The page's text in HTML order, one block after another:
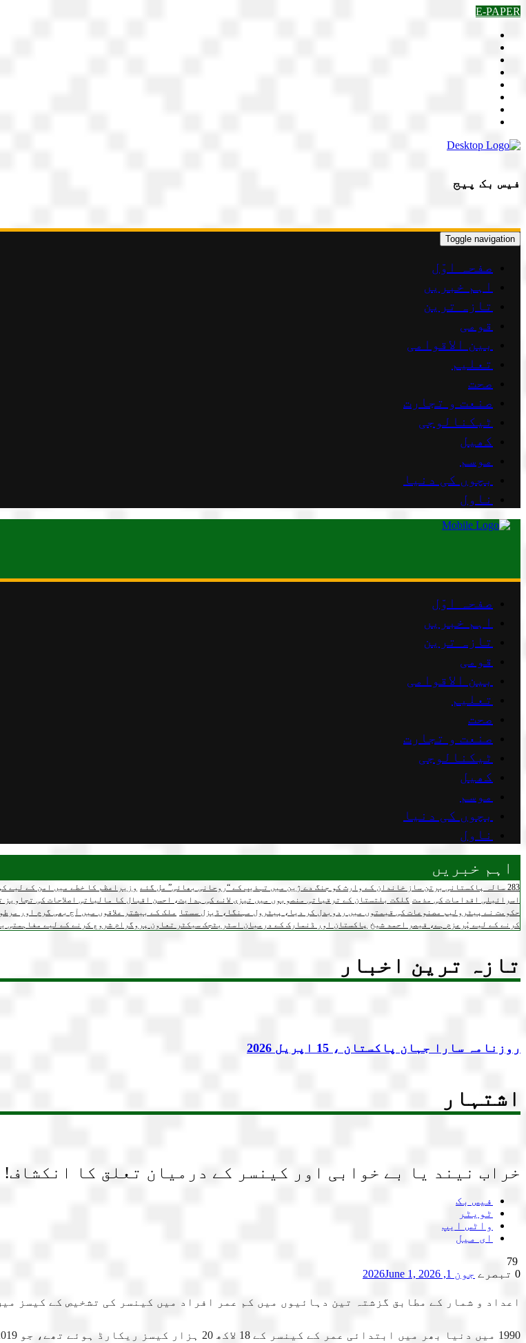
Skip
content
E-PAPER
فیس بک پیج
Toggle navigation
صفحہ اوّل
اہم خبریں
تازہ ترین
قومی
بین الاقوامی
تعلیم
صحت
صنعت و تجارت
ٹیکنالوجی
کھیل
موسم
بچوں کی دنیا
ناول
صفحہ اوّل
اہم خبریں
تازہ ترین
قومی
بین الاقوامی
تعلیم
صحت
صنعت و تجارت
ٹیکنالوجی
کھیل
موسم
بچوں کی دنیا
ناول
اہم خبریں
283 سالہ پاکستانی برتن ساز خاندان کے وارث کو جنگ دے ژین میں تہذیب کے “روحانی بھائی” مل گئے وزیراعظم کا خطے میں امن کے لیے
اسرائیلی اقدامات کی مذمت گلگت بلتستان کے ترقیاتی منصوبوں میں تیزی لانے کی ہدایت، احسن اقبال کا مالیاتی اصلاحات کی تجاویز
حکومت نے پیٹرولیم مصنوعات کی قیمتوں میں ردوبدل کر دیا، پیٹرول مہنگا، ڈیزل سستا
ملک کے بیشتر علاقوں میں آج بھی گرم اور
کرنے کے لیے پُرعزم ہے، قیصر احمد شیخ پاکستان اور ڈنمارک کے درمیان اسٹریٹجک سیکٹر تعاون پروگرام شروع کرنے کے لیے مفاہمتی
تازہ ترین اخبار
روزنامہ سارا جہان پاکستان ، 15 اپریل 2026
اشتہار
خراب نیند یا بے خوابی اور کینسر کے درمیان تعلق کا انکشاف!
فیس بک
ٹویٹر
واٹس ایپ
ای میل
79
0 تبصرے
جون 1, 2026 June 1, 2026
اعداد و شمار کے مطابق گزشتہ تین دہائیوں میں کم عمر افراد میں کینسر کی تشخیص کے کیسز میں تقریباً 80 فی صد